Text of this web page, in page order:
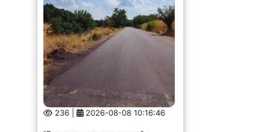
236 | 2026-08-08 10:16:46